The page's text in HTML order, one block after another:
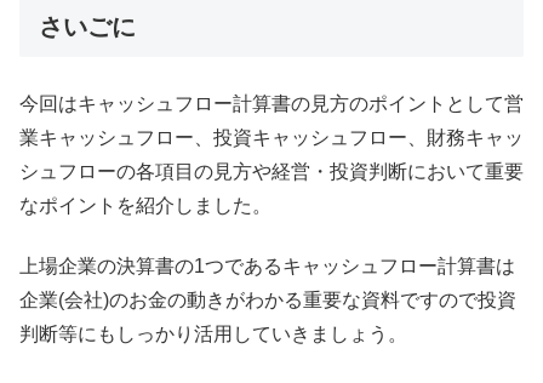
さいごに
今回はキャッシュフロー計算書の見方のポイントとして営
業キャッシュフロー、投資キャッシュフロー、財務キャッ
シュフローの各項目の見方や経営・投資判断において重要
なポイントを紹介しました。
上場企業の決算書の1つであるキャッシュフロー計算書は
企業(会社)のお金の動きがわかる重要な資料ですので投資
判断等にもしっかり活用していきましょう。